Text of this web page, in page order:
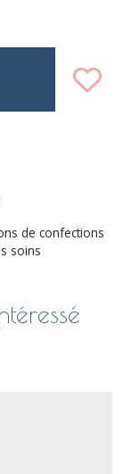
de confections
soins